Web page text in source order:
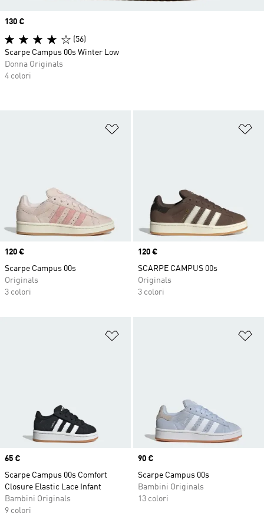
Aggiungi alla lista dei desideri
Price
120 €
Scarpe Campus 00s
Originals
3 colori
Price
120 €
SCARPE CAMPUS 00s
Originals
3 colori
Aggiungi alla lista dei desideri
Price
65 €
Scarpe Campus 00s Comfort
Closure Elastic Lace Infant
Bambini Originals
9 colori
Price
90 €
Scarpe Campus 00s
Bambini Originals
13 colori
Price
130 €
(56)
Scarpe Campus 00s Winter Low
Donna Originals
4 colori